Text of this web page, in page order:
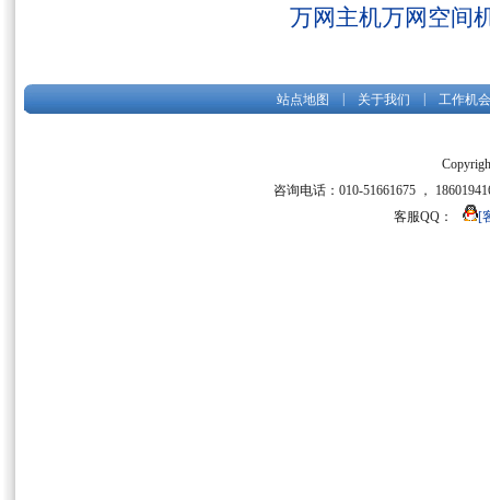
万网主机万网空间
站点地图 关于我们 工作机会
咨询电话：010-51661675 ，
客服QQ：
[